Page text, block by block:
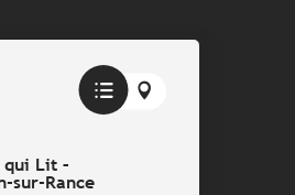
qui Lit –
sur-Rance